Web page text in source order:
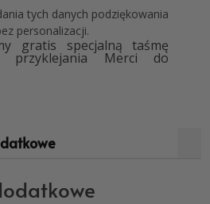
tych danych podziękowania
personalizacji.
gratis specjalną taśmę
przyklejania Merci do